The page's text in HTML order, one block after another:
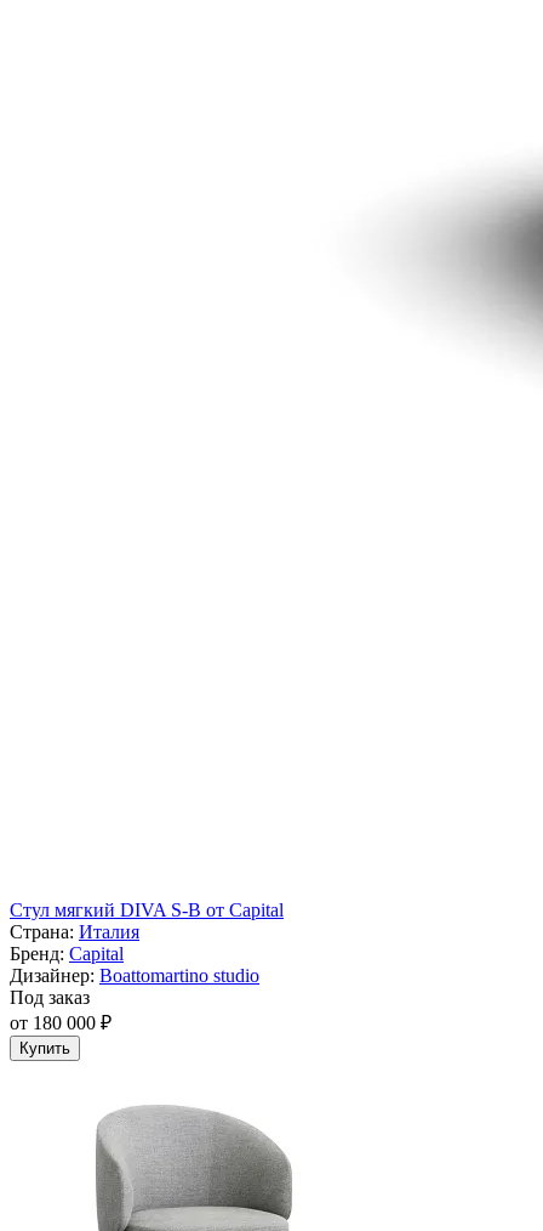
Стул мягкий DIVA S-B от Capital
Страна: Италия
Бренд: Capital
Дизайнер: Boattomartino studio
Под заказ
от 180 000 ₽
Купить